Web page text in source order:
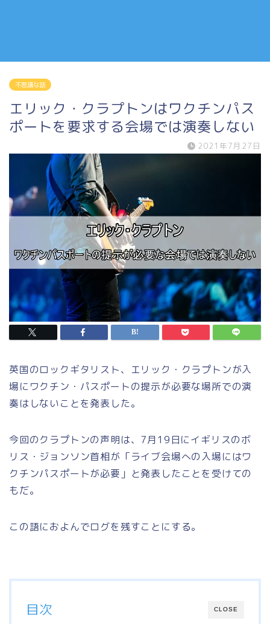
不思議な話
エリック・クラプトンはワクチンパス
ポートを要求する会場では演奏しない
2021年7月27日
英国のロックギタリスト、エリック・クラプトンが入
場にワクチン・パスポートの提示が必要な場所での演
奏はしないことを発表した。
今回のクラプトンの声明は、7月19日にイギリスのボ
リス・ジョンソン首相が 「ライブ会場への入場にはワ
クチンパスポートが必要」 と発表したことを受けての
もだ。
この語におよんでログを残すことにする。
CLOSE
目次